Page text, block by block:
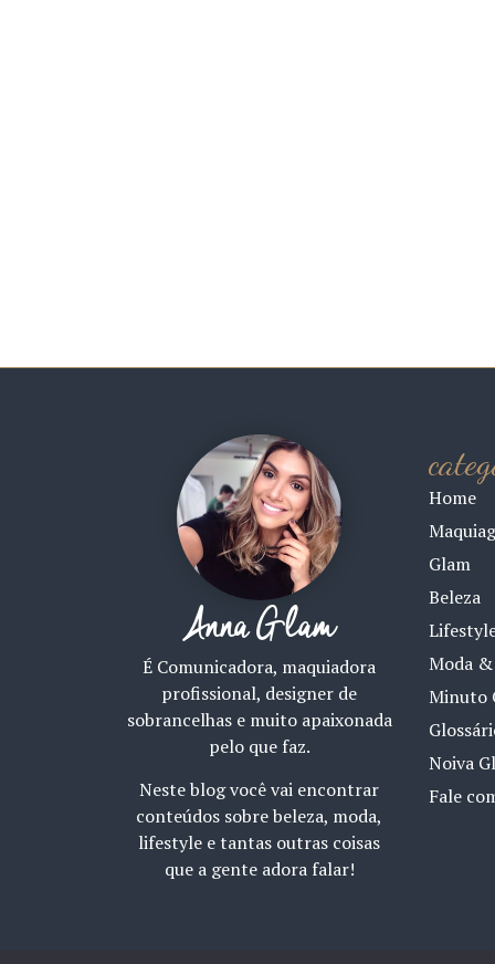
Anna Glam
É Comunicadora, maquiadora
profissional, designer de
sobrancelhas e muito apaixonada
pelo que faz.
Neste blog você vai encontrar
conteúdos sobre beleza, moda,
lifestyle e tantas outras coisas
que a gente adora falar!
Home
Glam
Beleza
Moda
Minuto
Noiva
Fale